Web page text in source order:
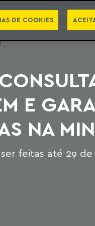
NEWSLETTER VIDEOCASTS
E
NA
feitas até 29
DE COOKIES